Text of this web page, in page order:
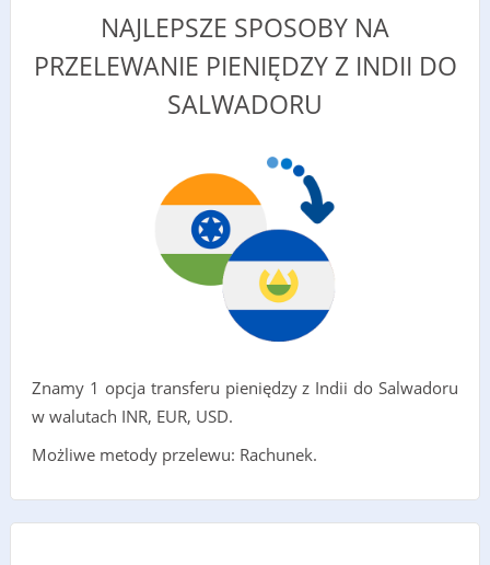
NAJLEPSZE SPOSOBY NA
PRZELEWANIE PIENIĘDZY Z INDII DO
SALWADORU
Znamy 1 opcja transferu pieniędzy z Indii do Salwadoru
w walutach INR, EUR, USD.
Możliwe metody przelewu: Rachunek.